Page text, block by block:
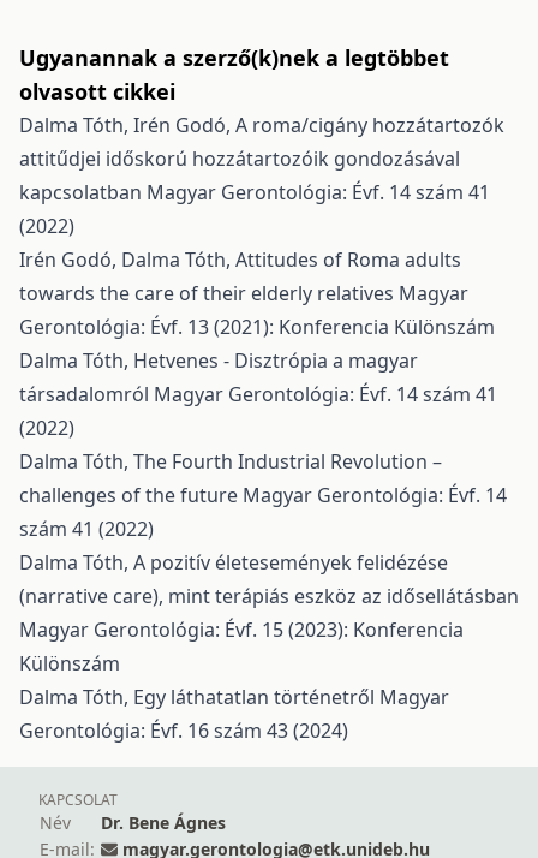
Ugyanannak a szerző(k)nek a legtöbbet
olvasott cikkei
Dalma Tóth, Irén Godó, A roma/cigány hozzátartozók
attitűdjei időskorú hozzátartozóik gondozásával
kapcsolatban Magyar Gerontológia: Évf. 14 szám 41
(2022)
Irén Godó, Dalma Tóth, Attitudes of Roma adults
towards the care of their elderly relatives Magyar
Gerontológia: Évf. 13 (2021): Konferencia Különszám
Dalma Tóth, Hetvenes - Disztrópia a magyar
társadalomról Magyar Gerontológia: Évf. 14 szám 41
(2022)
Dalma Tóth, The Fourth Industrial Revolution –
challenges of the future Magyar Gerontológia: Évf. 14
szám 41 (2022)
Dalma Tóth, A pozitív életesemények felidézése
(narrative care), mint terápiás eszköz az idősellátásban
Magyar Gerontológia: Évf. 15 (2023): Konferencia
Különszám
Dalma Tóth, Egy láthatatlan történetről Magyar
Gerontológia: Évf. 16 szám 43 (2024)
KAPCSOLAT
Név
Dr. Bene Ágnes
E-mail:
magyar.gerontologia@etk.unideb.hu